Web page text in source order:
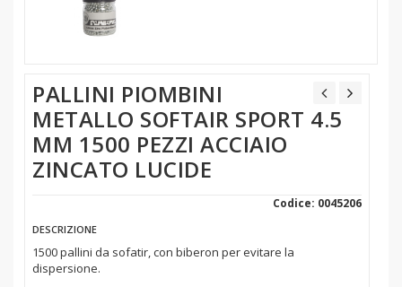
PALLINI PIOMBINI
METALLO SOFTAIR SPORT 4.5
MM 1500 PEZZI ACCIAIO
ZINCATO LUCIDE
Codice: 0045206
DESCRIZIONE
1500 pallini da sofatir, con biberon per evitare la
dispersione.